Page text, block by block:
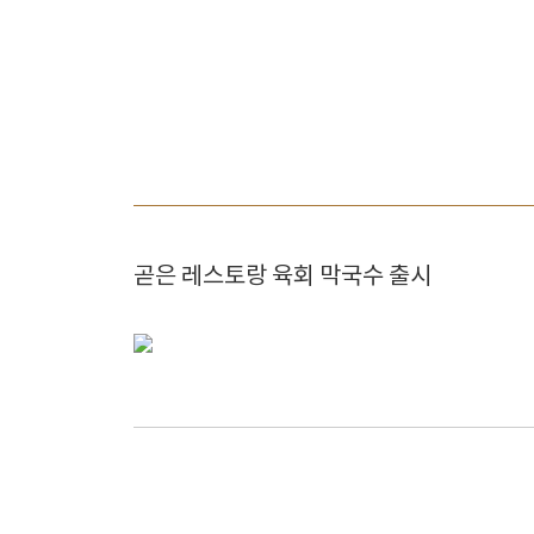
곧은 레스토랑 육회 막국수 출시